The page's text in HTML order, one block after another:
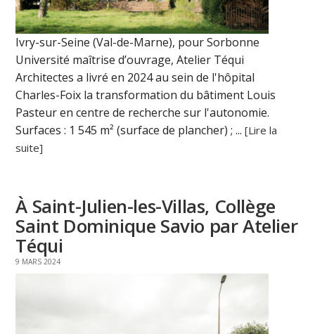
Ivry-sur-Seine (Val-de-Marne), pour Sorbonne
Université maîtrise d’ouvrage, Atelier Téqui
Architectes a livré en 2024 au sein de l'hôpital
Charles-Foix la transformation du bâtiment Louis
Pasteur en centre de recherche sur l'autonomie.
Surfaces : 1 545 m² (surface de plancher) ; ...[Lire la
suite]
À Saint-Julien-les-Villas, Collège
Saint Dominique Savio par Atelier
Téqui
9 MARS 2024